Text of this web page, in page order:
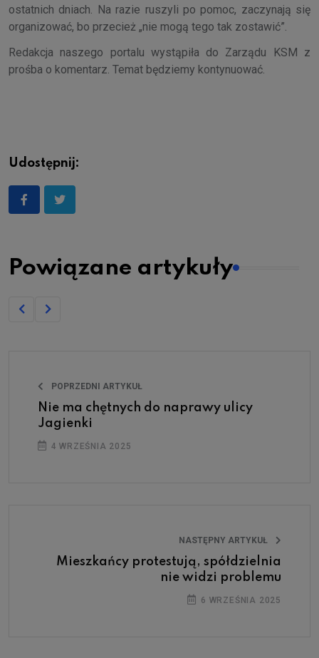
ostatnich dniach. Na razie ruszyli po pomoc, zaczynają się
organizować, bo przecież „nie mogą tego tak zostawić”.
Redakcja naszego portalu wystąpiła do Zarządu KSM z
prośba o komentarz. Temat będziemy kontynuować.
Udostępnij:
Powiązane artykuły
POPRZEDNI ARTYKUŁ
Nie ma chętnych do naprawy ulicy
Jagienki
4 WRZEŚNIA 2025
NASTĘPNY ARTYKUŁ
Mieszkańcy protestują, spółdzielnia
nie widzi problemu
6 WRZEŚNIA 2025